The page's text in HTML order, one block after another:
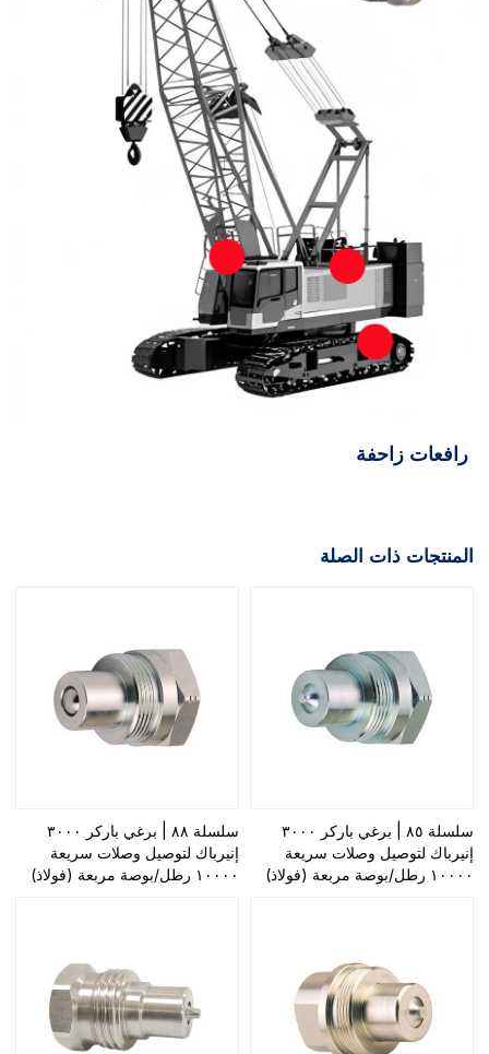
رافعات زاحفة
المنتجات ذات الصلة
سلسلة ٨٥ | برغي باركر ٣٠٠٠
إنيرباك لتوصيل وصلات سريعة
١٠٠٠٠ رطل/بوصة مربعة (فولاذ)
سلسلة ٨٨ | برغي باركر ٣٠٠٠
إنيرباك لتوصيل وصلات سريعة
١٠٠٠٠ رطل/بوصة مربعة (فولاذ)